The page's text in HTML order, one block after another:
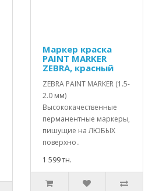
Маркер краска
PAINT MARKER
ZEBRA, красный
ZEBRA PAINT MARKER (1.5-
2.0 мм)
Высококачественные
перманентные маркеры,
пишущие на ЛЮБЫХ
поверхно..
1 599 тн.